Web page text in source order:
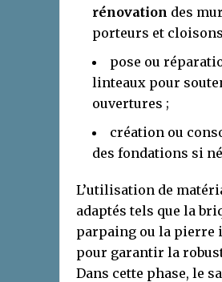
rénovation des
porteurs et
pose ou
linteaux pour
ouvertures ;
création ou
des fondations si
L’utilisation de
adaptés tels que la
parpaing ou la pierre
pour garantir la
Dans cette phase, le